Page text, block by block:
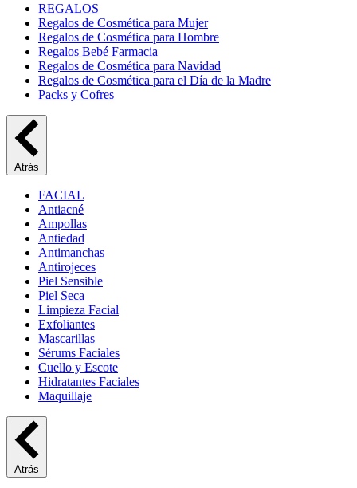
REGALOS
Regalos de Cosmética para Mujer
Regalos de Cosmética para Hombre
Regalos Bebé Farmacia
Regalos de Cosmética para Navidad
Regalos de Cosmética para el Día de la Madre
Packs y Cofres
Atrás
FACIAL
Antiacné
Ampollas
Antiedad
Antimanchas
Antirojeces
Piel Sensible
Piel Seca
Limpieza Facial
Exfoliantes
Mascarillas
Sérums Faciales
Cuello y Escote
Hidratantes Faciales
Maquillaje
Atrás